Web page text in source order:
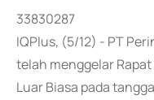
33830287
IQPlus, (5/12) - PT
telah menggelar
Luar Biasa pada